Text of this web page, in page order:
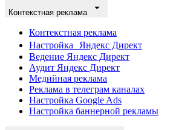
Контекстная реклама
Контекстная реклама
Настройка Яндекс Директ
Ведение Яндекс Директ
Аудит Яндекс Директ
Медийная реклама
Реклама в телеграм каналах
Настройка Google Ads
Настройка баннерной рекламы